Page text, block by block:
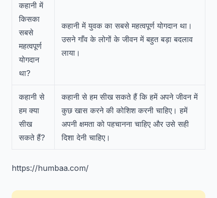
कहानी में
किसका
सबसे
महत्वपूर्ण
योगदान
था?
कहानी में युवक का सबसे महत्वपूर्ण योगदान था।
उसने गाँव के लोगों के जीवन में बहुत बड़ा बदलाव
लाया।
कहानी से
हम क्या
सीख
सकते हैं?
कहानी से हम सीख सकते हैं कि हमें अपने जीवन में
कुछ खास करने की कोशिश करनी चाहिए। हमें
अपनी क्षमता को पहचानना चाहिए और उसे सही
दिशा देनी चाहिए।
https://humbaa.com/